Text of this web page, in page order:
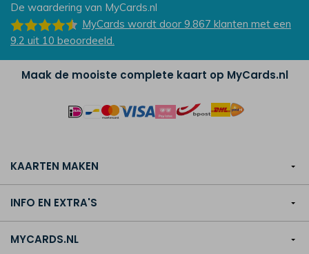
De waardering van MyCards.nl
MyCards wordt door 9.867 klanten met een
9.2 uit 10 beoordeeld.
Maak de mooiste complete kaart op MyCards.nl
KAARTEN MAKEN
INFO EN EXTRA'S
MYCARDS.NL